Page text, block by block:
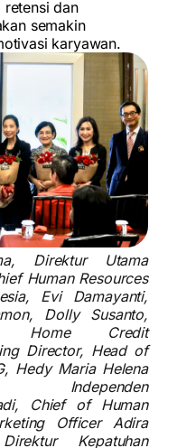
dan
semakin
karyawan.
, Direktur Utama
Human Resources
Evi Damayanti,
Dolly Susanto,
Home Credit
Director, Head of
Hedy Maria Helena
, Chief of Human
Officer Adira
Kepatuhan